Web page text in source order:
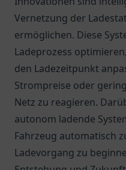
Vernetzung der
ermöglichen. Diese
Ladeprozess
den Ladezeitpunkt
Strompreise oder
Netz zu reagieren.
autonom ladende
Fahrzeug automatisch
Ladevorgang zu